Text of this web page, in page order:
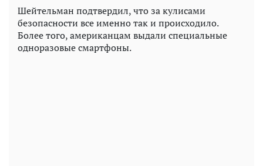
Шейтельман подтвердил, что за кулисами
безопасности все именно так и происходило.
Более того, американцам выдали специальные
одноразовые смартфоны.